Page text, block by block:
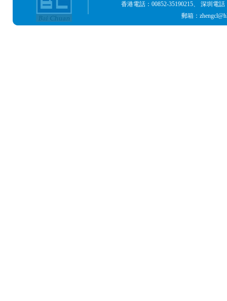
香港電話：00852-35190215、 深圳電話
郵箱：